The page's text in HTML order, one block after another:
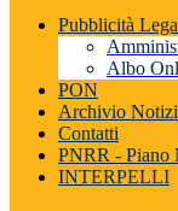
Pubblicità
Albo
PON
Archivio
Contatti
PNRR - Piano
INTERPELLI